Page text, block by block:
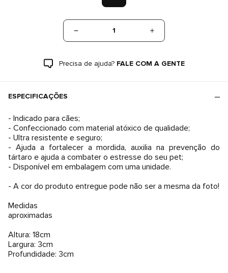
1
Precisa de ajuda? FALE COM A GENTE
ESPECIFICAÇÕES
- Indicado para cães;
- Confeccionado com material atóxico de qualidade;
- Ultra resistente e seguro;
- Ajuda a fortalecer a mordida, auxilia na prevenção do
tártaro e ajuda a combater o estresse do seu pet;
- Disponível em embalagem com uma unidade.
- A cor do produto entregue pode não ser a mesma da foto!
Medidas
aproximadas
Altura: 18cm
Largura: 3cm
Profundidade: 3cm